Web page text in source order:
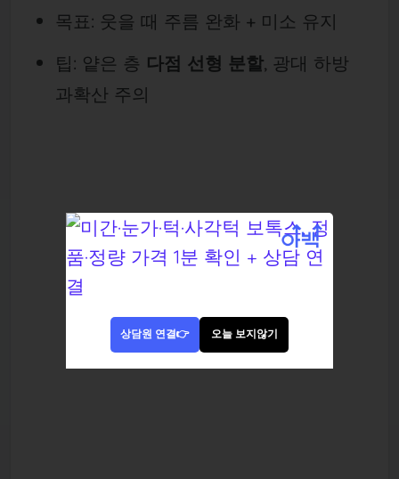
목표: 웃을 때 주름 완화 + 미소 유지
팁: 얕은 층 다점 선형 분할, 광대 하방
과확산 주의
상담원 연결👉 오늘 보지않기